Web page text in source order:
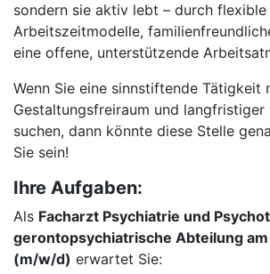
sondern sie aktiv lebt – durch flexible
Arbeitszeitmodelle,
eine offene, unterstützende
Wenn Sie eine sinnstiftende Tätigkeit
Gestaltungsfreiraum und langfristiger
suchen, dann könnte diese Stelle
Sie sein!
Ihre Aufgaben:
Als Facharzt Psychiatrie und
gerontopsychiatrische Abteilung
(m/w/d) erwartet Sie: